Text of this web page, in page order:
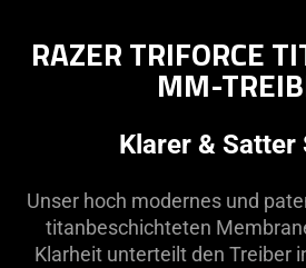
RAZER TRIFORCE
MM-
Klarer & Satter
Unser hoch modernes und
titanbeschichteten
Klarheit unterteilt den Treiber